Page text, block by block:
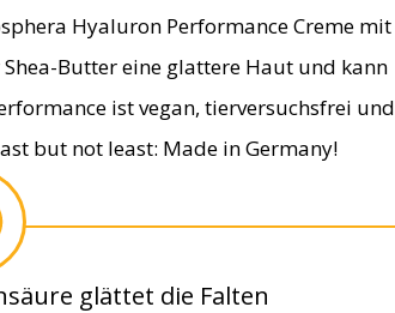
Hyaluron Performance Creme mit
Butter eine glattere Haut und kann
ist vegan, tierversuchsfrei und
but not least: Made in Germany!
glättet die Falten